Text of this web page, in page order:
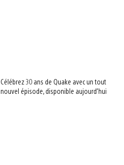
Célébrez 30 ans de Quake avec un tout
nouvel épisode, disponible aujourd’hui